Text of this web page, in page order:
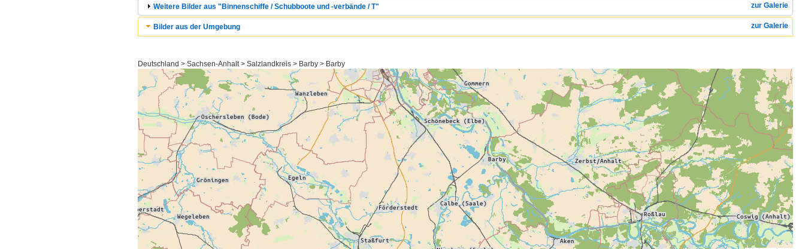
zur Galerie
Weitere Bilder aus "Binnenschiffe / Schubboote und -verbände / T"
zur Galerie
Bilder aus der Umgebung
Deutschland > Sachsen-Anhalt > Salzlandkreis > Barby > Barby